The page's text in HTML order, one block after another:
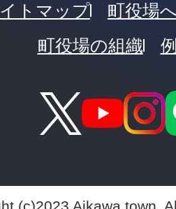
トマップ
町役場
町役場の組織